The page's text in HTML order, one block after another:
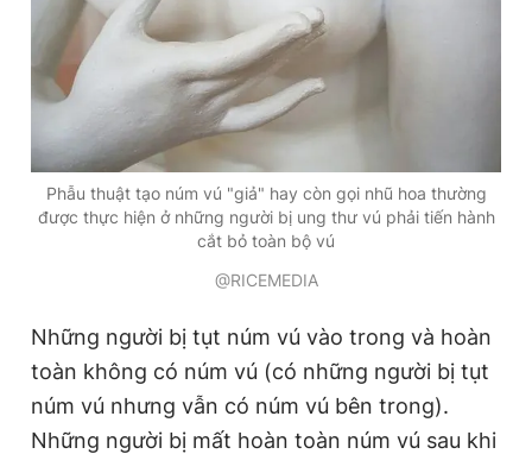
Phẫu thuật tạo núm vú "giả" hay còn gọi nhũ hoa thường
được thực hiện ở những người bị ung thư vú phải tiến hành
cắt bỏ toàn bộ vú
@RICEMEDIA
Những người bị tụt núm vú vào trong và hoàn
toàn không có núm vú (có những người bị tụt
núm vú nhưng vẫn có núm vú bên trong).
Những người bị mất hoàn toàn núm vú sau khi